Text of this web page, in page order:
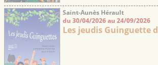
Saint-Aunès Hérault
du 30/04/2026 au 24/09/2026
Les jeudis Guinguette